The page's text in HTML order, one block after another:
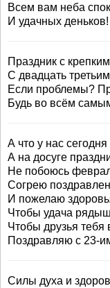
Всем вам неба
И удачных деньков!
Праздник с
С двадцать
Если проблемы?
Будь во всём
А что у нас сегодня
А на досуге
Не побоюсь
Согрею
И пожелаю
Чтобы удача
Чтобы друзья тебя
Поздравляю с 23-
Силы духа и